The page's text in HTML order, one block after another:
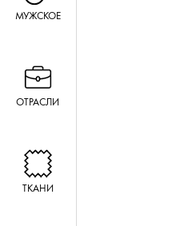
МУЖСКОЕ
ОТРАСЛИ
ТКАНИ